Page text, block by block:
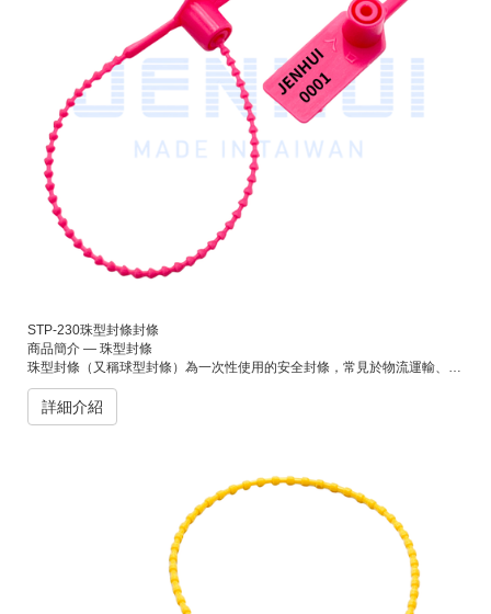
STP-230珠型封條封條
商品簡介 — 珠型封條
珠型封條（又稱球型封條）為一次性使用的安全封條，常見於物流運輸、倉儲管理、貨櫃封裝及郵件封緘等用途。其封鎖結構設計簡潔，使用時僅需穿入並拉緊，即可有效防止未經授權的開啟，達到防竄改、防盜封緘的目的。
詳細介紹